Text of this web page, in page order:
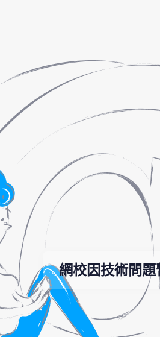
網校因技術問題